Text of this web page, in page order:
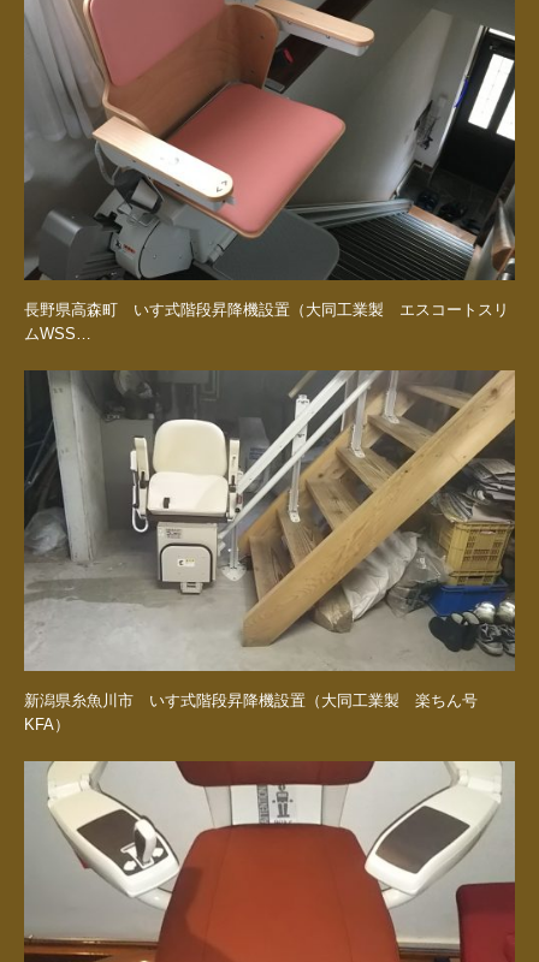
長野県高森町 いす式階段昇降機設置（大同工業製 エスコートスリ
ムWSS…
新潟県糸魚川市 いす式階段昇降機設置（大同工業製 楽ちん号
KFA）